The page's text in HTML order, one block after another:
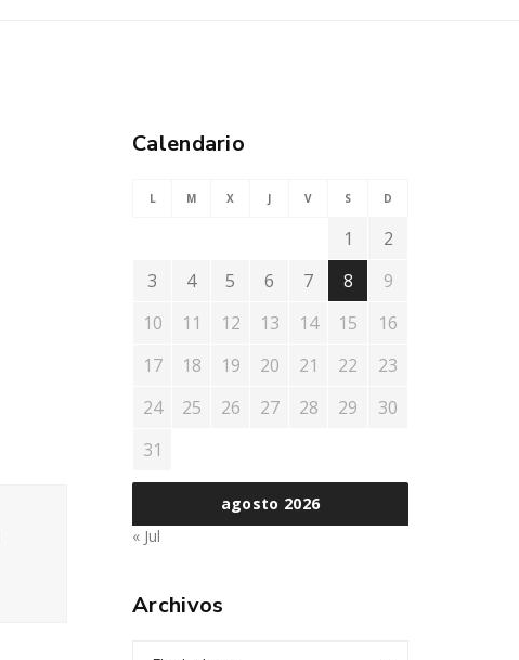
Calendario
agosto 2026
L M X J V S D
1
2
3
4 5 6 7 8
9
10
11 12 13 14 15
16
17
18 19 20 21 22
23
24
25 26 27 28 29
30
31
« Jul
Archivos